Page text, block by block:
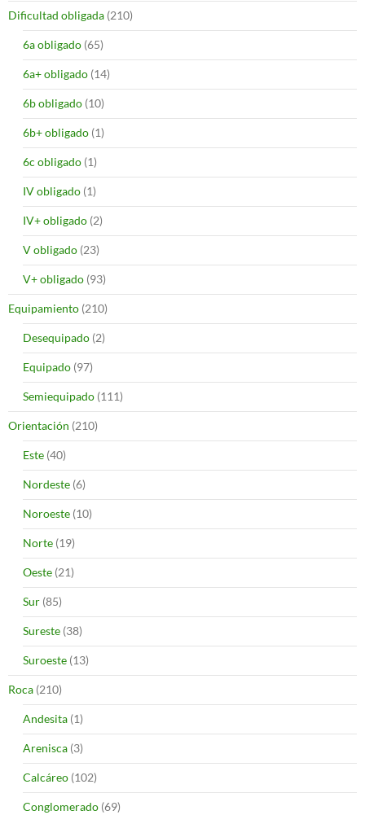
Dificultad obligada (210)
6a obligado (65)
6a+ obligado (14)
6b obligado (10)
6b+ obligado (1)
6c obligado (1)
IV obligado (1)
IV+ obligado (2)
V obligado (23)
V+ obligado (93)
Equipamiento (210)
Desequipado (2)
Equipado (97)
Semiequipado (111)
Orientación (210)
Este (40)
Nordeste (6)
Noroeste (10)
Norte (19)
Oeste (21)
Sur (85)
Sureste (38)
Suroeste (13)
Roca (210)
Andesita (1)
Arenisca (3)
Calcáreo (102)
Conglomerado (69)